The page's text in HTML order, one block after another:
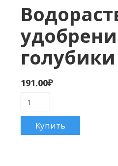
191.00₽